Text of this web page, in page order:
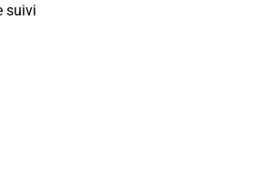
suivi